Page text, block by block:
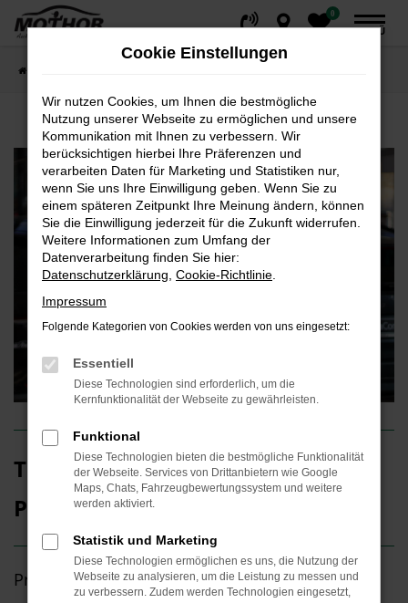
Zum
0
MENÜ
Top Neuwagen-Angebote für
Privatkunden
Privatleasing und Finanzierung bei MOTHOR
Cookie Einstellungen
Wir nutzen Cookies, um Ihnen die bestmögliche
Nutzung unserer Webseite zu ermöglichen und unsere
Kommunikation mit Ihnen zu verbessern. Wir
berücksichtigen hierbei Ihre Präferenzen und
verarbeiten Daten für Marketing und Statistiken nur,
wenn Sie uns Ihre Einwilligung geben. Wenn Sie zu
einem späteren Zeitpunkt Ihre Meinung ändern, können
Sie die Einwilligung jederzeit für die Zukunft widerrufen.
Weitere Informationen zum Umfang der
Datenverarbeitung finden Sie hier:
Datenschutzerklärung Cookie-Richtlinie
Impressum
Folgende Kategorien von Cookies werden von uns eingesetzt:
Essentiell
Diese Technologien sind erforderlich, um die
Kernfunktionalität der Webseite zu gewährleisten.
Funktional
Diese Technologien bieten die bestmögliche Funktionalität
der Webseite. Services von Drittanbietern wie Google
Maps, Chats, Fahrzeugbewertungssystem und weitere
werden aktiviert.
Statistik und Marketing
Diese Technologien ermöglichen es uns, die Nutzung der
Webseite zu analysieren, um die Leistung zu messen und
zu verbessern. Zudem werden Technologien eingesetzt,